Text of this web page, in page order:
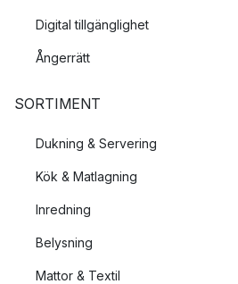
Digital tillgänglighet
Ångerrätt
SORTIMENT
Dukning & Servering
Kök & Matlagning
Inredning
Belysning
Mattor & Textil